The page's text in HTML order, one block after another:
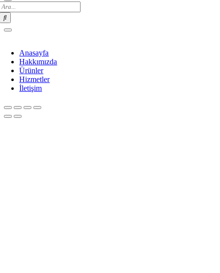
Anasayfa
Hakkımızda
Ürünler
Hizmetler
İletişim